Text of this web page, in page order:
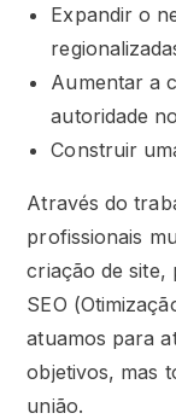
Expandir o
Aumentar a
autoridade
Construir
Através do
profissionais
criação de site,
SEO
atuamos para
objetivos, mas
união.